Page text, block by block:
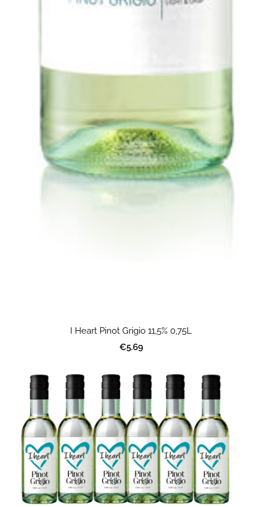
I Heart Pinot Grigio 11,5% 0,75L
€5.69